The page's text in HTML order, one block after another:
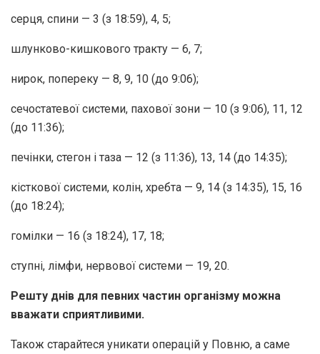
серця, спини — 3 (з 18:59), 4, 5;
шлунково-кишкового тракту — 6, 7;
нирок, попереку — 8, 9, 10 (до 9:06);
сечостатевої системи, пахової зони — 10 (з 9:06), 11, 12
(до 11:36);
печінки, стегон і таза — 12 (з 11:36), 13, 14 (до 14:35);
кісткової системи, колін, хребта — 9, 14 (з 14:35), 15, 16
(до 18:24);
гомілки — 16 (з 18:24), 17, 18;
ступні, лімфи, нервової системи — 19, 20.
Решту днів для певних частин організму можна
вважати сприятливими.
Також старайтеся уникати операцій у Повню, а саме